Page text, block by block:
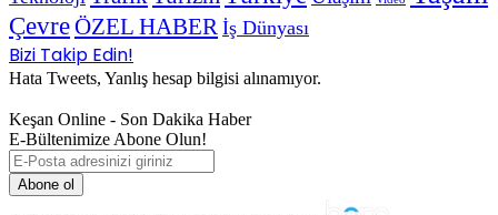
ÇevreÖZEL HABER İş Dünyası
Bizi Takip Edin!
Hata Tweets, Yanlış hesap bilgisi alınamıyor.
Keşan Online - Son Dakika Haber
E-Bültenimize Abone Olun!
E-
Posta
adresinizi